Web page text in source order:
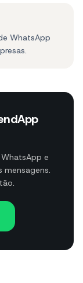
WhatsApp
e